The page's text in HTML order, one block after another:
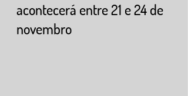
acontecerá entre 21 e 24 de
novembro